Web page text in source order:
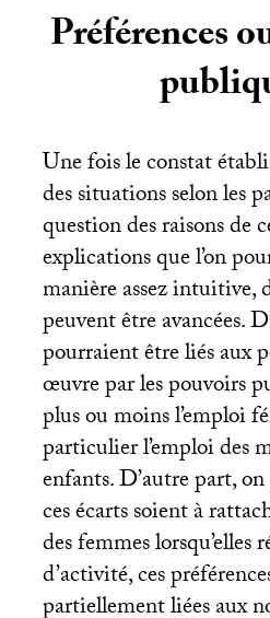
Préférences
Une fois le constat
des situations selon les
question des raisons de
explications que l’on
manière assez intuitive,
peuvent être avancées.
pourraient être liés aux
œuvre par les pouvoirs
plus ou moins l’emploi
particulier l’emploi des
enfants. D’autre part,
ces écarts soient à
des femmes lorsqu’elles
d’activité, ces
partiellement liées aux